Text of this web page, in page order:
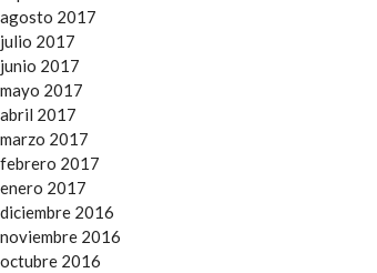
agosto 2017
julio 2017
junio 2017
mayo 2017
abril 2017
marzo 2017
febrero 2017
enero 2017
diciembre 2016
noviembre 2016
octubre 2016